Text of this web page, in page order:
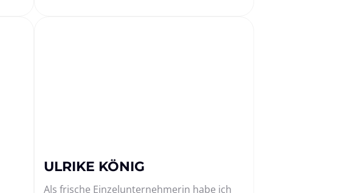
ULRIKE KÖNIG
Als frische Einzelunternehmerin habe ich